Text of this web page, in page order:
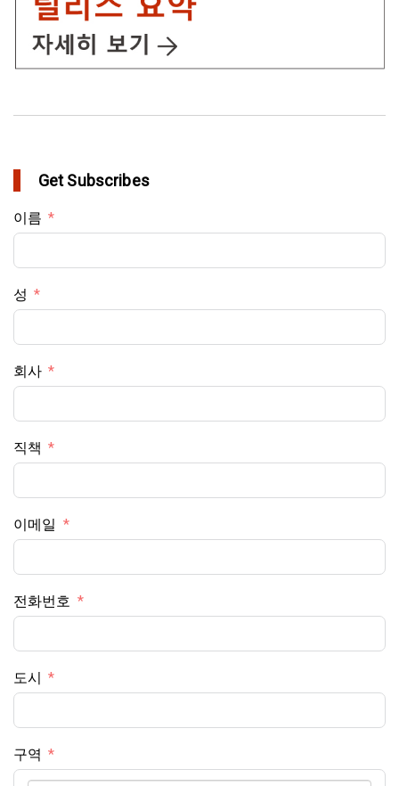
Get Subscribes
이름
성
회사
직책
이메일
전화번호
도시
구역